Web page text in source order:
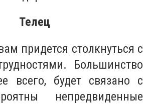
Телец
придется столкнуться с
Большинство
всего, будет связано с
непредвиденные